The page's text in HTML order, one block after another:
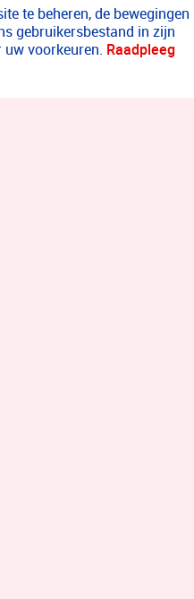
te beheren, de bewegingen
gebruikersbestand in zijn
uw voorkeuren. Raadpleeg